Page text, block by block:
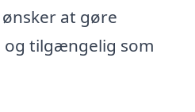
at gøre
og tilgængelig som